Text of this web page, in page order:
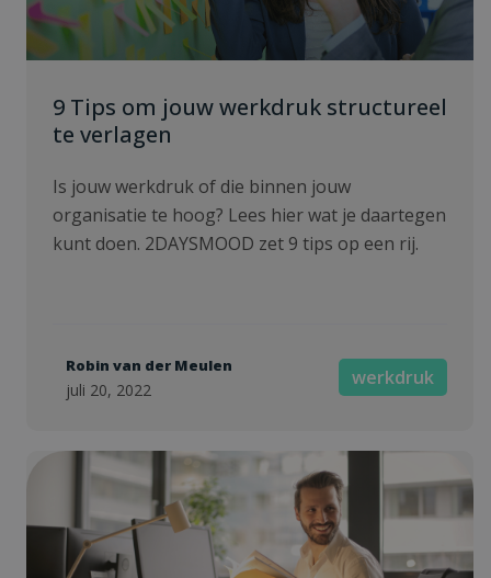
9 Tips om jouw werkdruk structureel
te verlagen
Is jouw werkdruk of die binnen jouw
organisatie te hoog? Lees hier wat je daartegen
kunt doen. 2DAYSMOOD zet 9 tips op een rij.
Robin van der Meulen
juli 20, 2022
werkdruk